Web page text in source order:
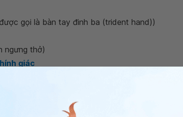
gọi là bàn tay đinh ba (trident hand))
ngưng thở)
giác
thể xảy ra từ 18 đến 24 tháng thay vì
và tuổi thọ bình thường. Tuy nhiên, các